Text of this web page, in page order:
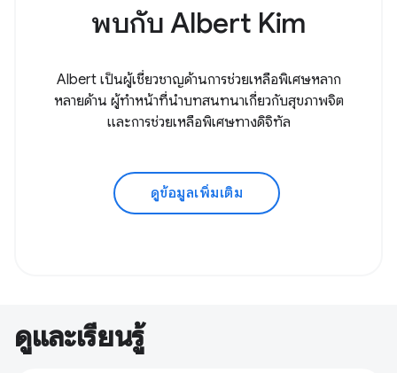
พบกับ Albert Kim
Albert เป็นผู้เชี่ยวชาญด้านการช่วยเหลือพิเศษหลาก
หลายด้าน ผู้ทำหน้าที่นำบทสนทนาเกี่ยวกับสุขภาพจิต
และการช่วยเหลือพิเศษทางดิจิทัล
ดูข้อมูลเพิ่มเติม
ดูและเรียนรู้